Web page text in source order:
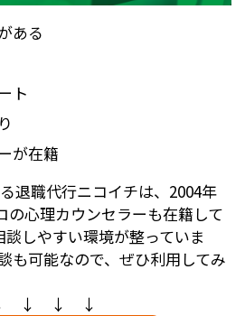
ある
ト
が在籍
退職代行ニコイチは、2004年
の心理カウンセラーも在籍して
しやすい環境が整っていま
も可能なので、ぜひ利用してみ
↓ ↓ ↓